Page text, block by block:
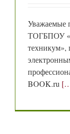
Уважаемые
ТОГБПОУ
техникум»,
BOOK.ru